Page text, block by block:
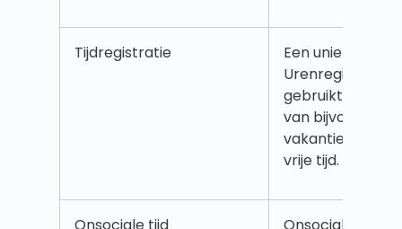
Tijdregistratie
Een unieke
Urenregistratie
gebruikt voor
van bijvoorbeeld
vakantietegoed,
vrije tijd. Lees